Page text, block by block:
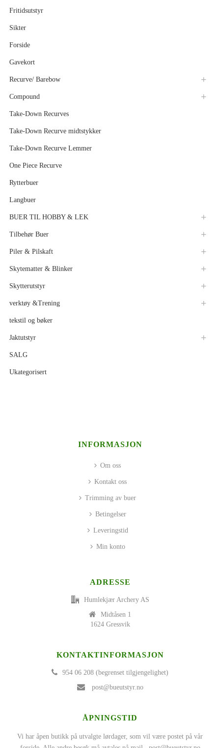
Fritidsutstyr
Sikter
Forside
Gavekort
Recurve/ Barebow
Compound
Take-Down Recurves
Take-Down Recurve midtstykker
Take-Down Recurve Lemmer
One Piece Recurve
Rytterbuer
Langbuer
BUER TIL HOBBY & LEK
Tilbehør Buer
Piler & Pilskaft
Skytematter & Blinker
Skytterutstyr
verktøy &Trening
tekstil og bøker
Jaktutstyr
SALG
Ukategorisert
INFORMASJON
Om oss
Kontakt oss
Trimming av buer
Betingelser
Leveringstid
Min konto
ADRESSE
Humlekjær Archery AS
Midtåsen 1
1624 Gressvik
KONTAKTINFORMASJON
954 06 208 (begrenset tilgjengelighet)
post@bueutstyr.no
ÅPNINGSTID
Vi har åpen butikk på utvalgte lørdager, som vil være postet på vår